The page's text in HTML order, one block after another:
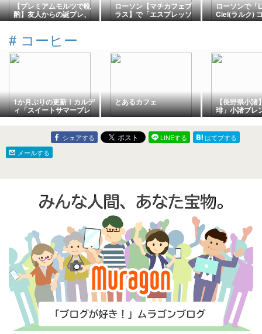
【プレミアムモルツで晩
酌】友人からの誕プレ、
からあげクンとプレモル
ローソン【マチカフェプ
ラス】で「エスプレッソ
トニック」が2026年8月4
の酸味と香りを楽しめる
夏向けコーヒー
ローソンで「
Ciel(ラルク)
ックス ～
# コーヒー
1か月ぶりの更新！カルデ
ィ「スイートサマーブレ
ンド」を飲んでみました
とあるカフェ 【長野県小諸
琲」小諸ブレ
に包まれる贅
き
シェアする LINEする
はてブする
メールする